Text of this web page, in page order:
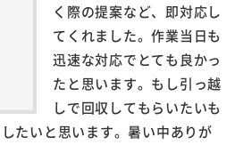
く際の提案など、即対応し
てくれました。作業当日も
迅速な対応でとても良かっ
たと思います。もし引っ越
しで回収してもらいたいも
たいと思います。暑い中ありが